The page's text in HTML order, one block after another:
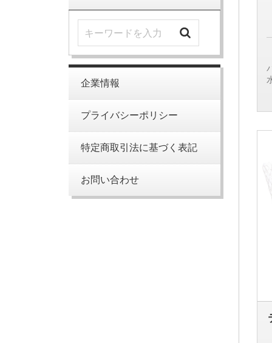
企業情報
プライバシーポリシー
特定商取引法に基づく表記
お問い合わせ